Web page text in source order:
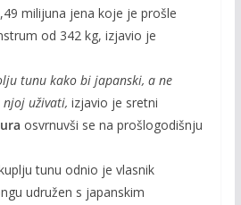
milijuna jena koje je prošle
od 342 kg, izjavio je
tunu kako bi japanski, a ne
uživati, izjavio je sretni
osvrnuvši se na prošlogodišnju
tunu odnio je vlasnik
udružen s japanskim